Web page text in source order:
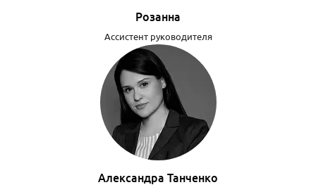
Розанна
Ассистент руководителя
Александра Танченко